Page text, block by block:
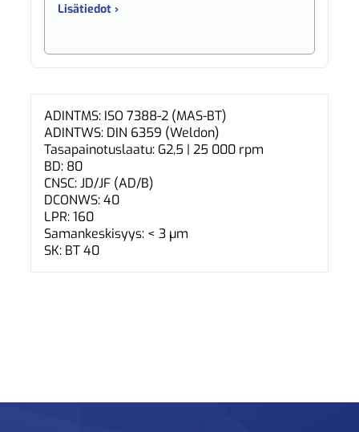
Lisätiedot ›
ADINTMS: ISO 7388-2 (MAS-BT)
ADINTWS: DIN 6359 (Weldon)
Tasapainotuslaatu: G2,5 | 25 000 rpm
BD: 80
CNSC: JD/JF (AD/B)
DCONWS: 40
LPR: 160
Samankeskisyys: < 3 µm
SK: BT 40